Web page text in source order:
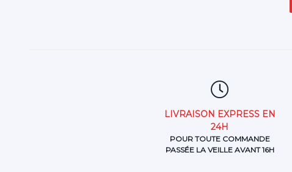
LIVRAISON EXPRESS EN
24H
POUR TOUTE COMMANDE
PASSÉE LA VEILLE AVANT 16H